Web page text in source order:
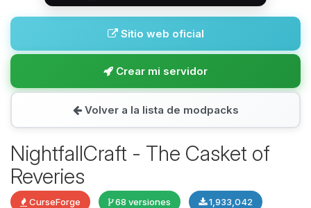
Sitio web oficial
Crear mi servidor
Volver a la lista de modpacks
NightfallCraft - The Casket of
Reveries
CurseForge 68 versiones 1,933,042